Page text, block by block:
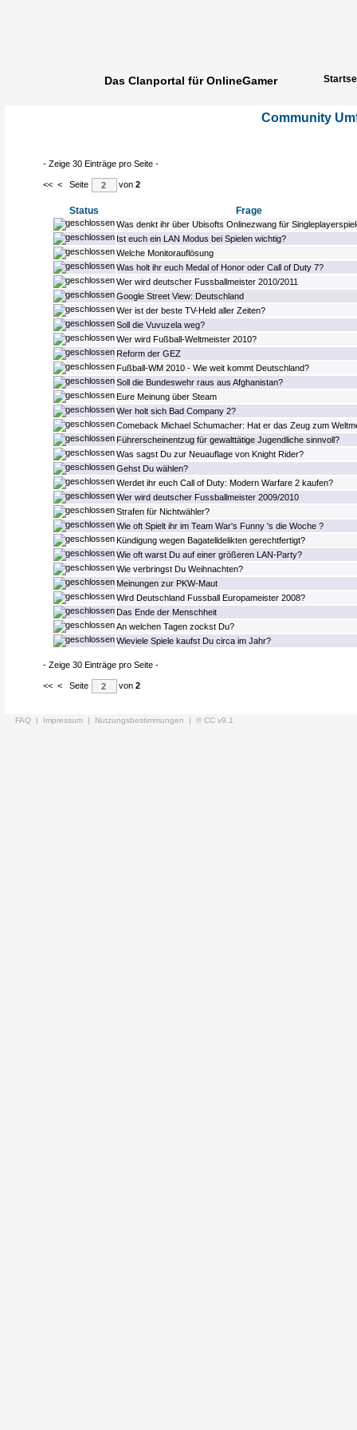
Das Clanportal für OnlineGamer
Community
- Zeige 30 Einträge pro Seite -
<< < Seite von2
Status Frage
Was denkt ihr über Ubisofts Onlinezwang für
Ist euch ein LAN Modus bei Spielen wichtig?
Welche Monitorauflösung
Was holt ihr euch Medal of Honor oder Call of Duty 7?
Wer wird deutscher Fussballmeister 2010/2011
Google Street View: Deutschland
Wer ist der beste TV-Held aller Zeiten?
Soll die Vuvuzela weg?
Wer wird Fußball-Weltmeister 2010?
Reform der GEZ
Fußball-WM 2010 - Wie weit kommt Deutschland?
Soll die Bundeswehr raus aus Afghanistan?
Eure Meinung über Steam
Wer holt sich Bad Company 2?
Comeback Michael Schumacher: Hat er das Zeug zum
Führerscheinentzug für gewalttätige Jugendliche sinnvoll?
Was sagst Du zur Neuauflage von Knight Rider?
Gehst Du wählen?
Werdet ihr euch Call of Duty: Modern Warfare 2 kaufen?
Wer wird deutscher Fussballmeister 2009/2010
Strafen für Nichtwähler?
Wie oft Spielt ihr im Team War's Funny 's die Woche ?
Kündigung wegen Bagatelldelikten gerechtfertigt?
Wie oft warst Du auf einer größeren LAN-Party?
Wie verbringst Du Weihnachten?
Meinungen zur PKW-Maut
Wird Deutschland Fussball Europameister 2008?
Das Ende der Menschheit
An welchen Tagen zockst Du?
Wieviele Spiele kaufst Du circa im Jahr?
- Zeige 30 Einträge pro Seite -
<< < Seite von2
FAQ | Impressum | Nutzungsbestimmungen | © CC v9.1